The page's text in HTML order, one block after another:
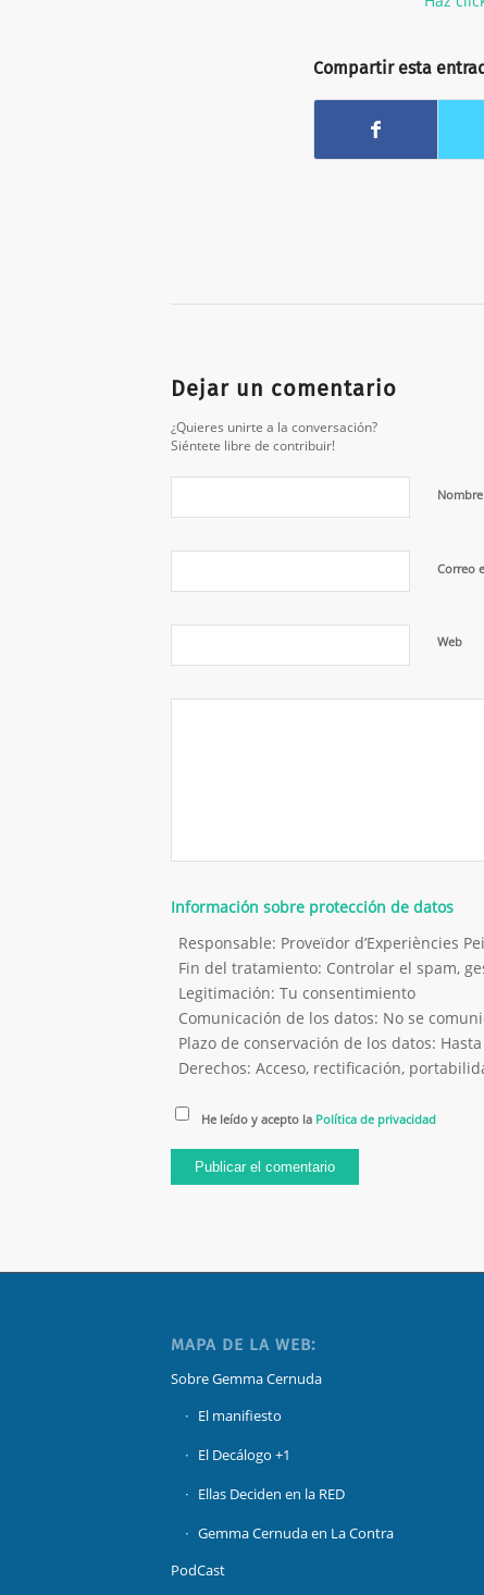
Compartir esta
Dejar un comentario
¿Quieres unirte a la conversación?
Siéntete libre de contribuir!
Nombre
Correo
Web
Información sobre protección de datos
Responsable: Proveïdor d’Experiències
Fin del tratamiento: Controlar el spam,
Legitimación: Tu consentimiento
Comunicación de los datos: No se
Plazo de conservación de los datos:
Derechos: Acceso, rectificación,
He leído y acepto la Política de privacidad
MAPA DE LA WEB:
Sobre Gemma Cernuda
El manifiesto
El Decálogo +1
Ellas Deciden en la RED
Gemma Cernuda en La Contra
PodCast